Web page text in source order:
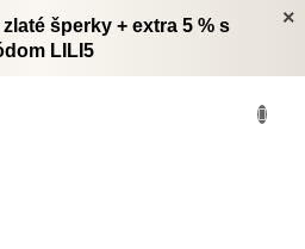
×
šperky + extra 5 % s
LILI5